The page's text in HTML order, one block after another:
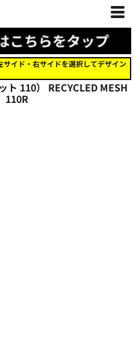
イド・右サイドを選択してデザイン
ト 110） RECYCLED MESH
110R